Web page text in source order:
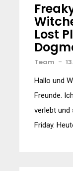
Lost
Team -
Hallo und
Freunde.
verlebt und
Friday.